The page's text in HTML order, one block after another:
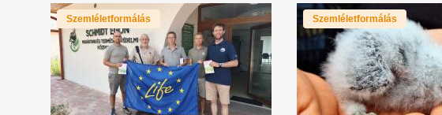
Szemléletformálás Szemléletformálás